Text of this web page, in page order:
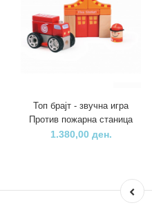
Топ брајт - звучна игра
Против пожарна станица
1.380,00 ден.